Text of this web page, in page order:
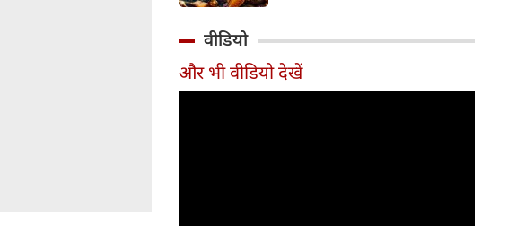
आप अपनी राशि के अनुसार चातुर्मास
में कुछ विशेष उपाय करते हैं, तो
वीडियो
और भी वीडियो देखें